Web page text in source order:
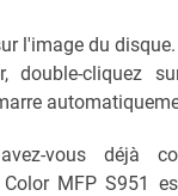
l'image du disque.
double-cliquez
vous déjà
MFP S951